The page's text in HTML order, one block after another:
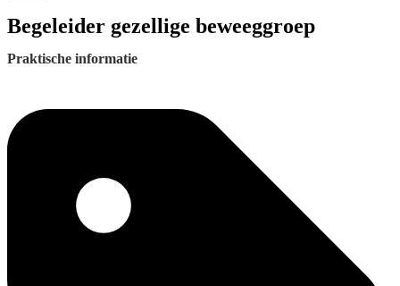
Begeleider gezellige beweeggroep
Praktische informatie